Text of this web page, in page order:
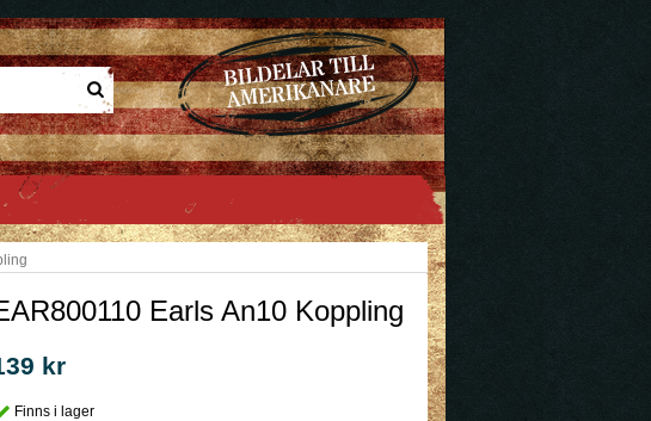
Earls An10 Koppling
kr
Finns i lager